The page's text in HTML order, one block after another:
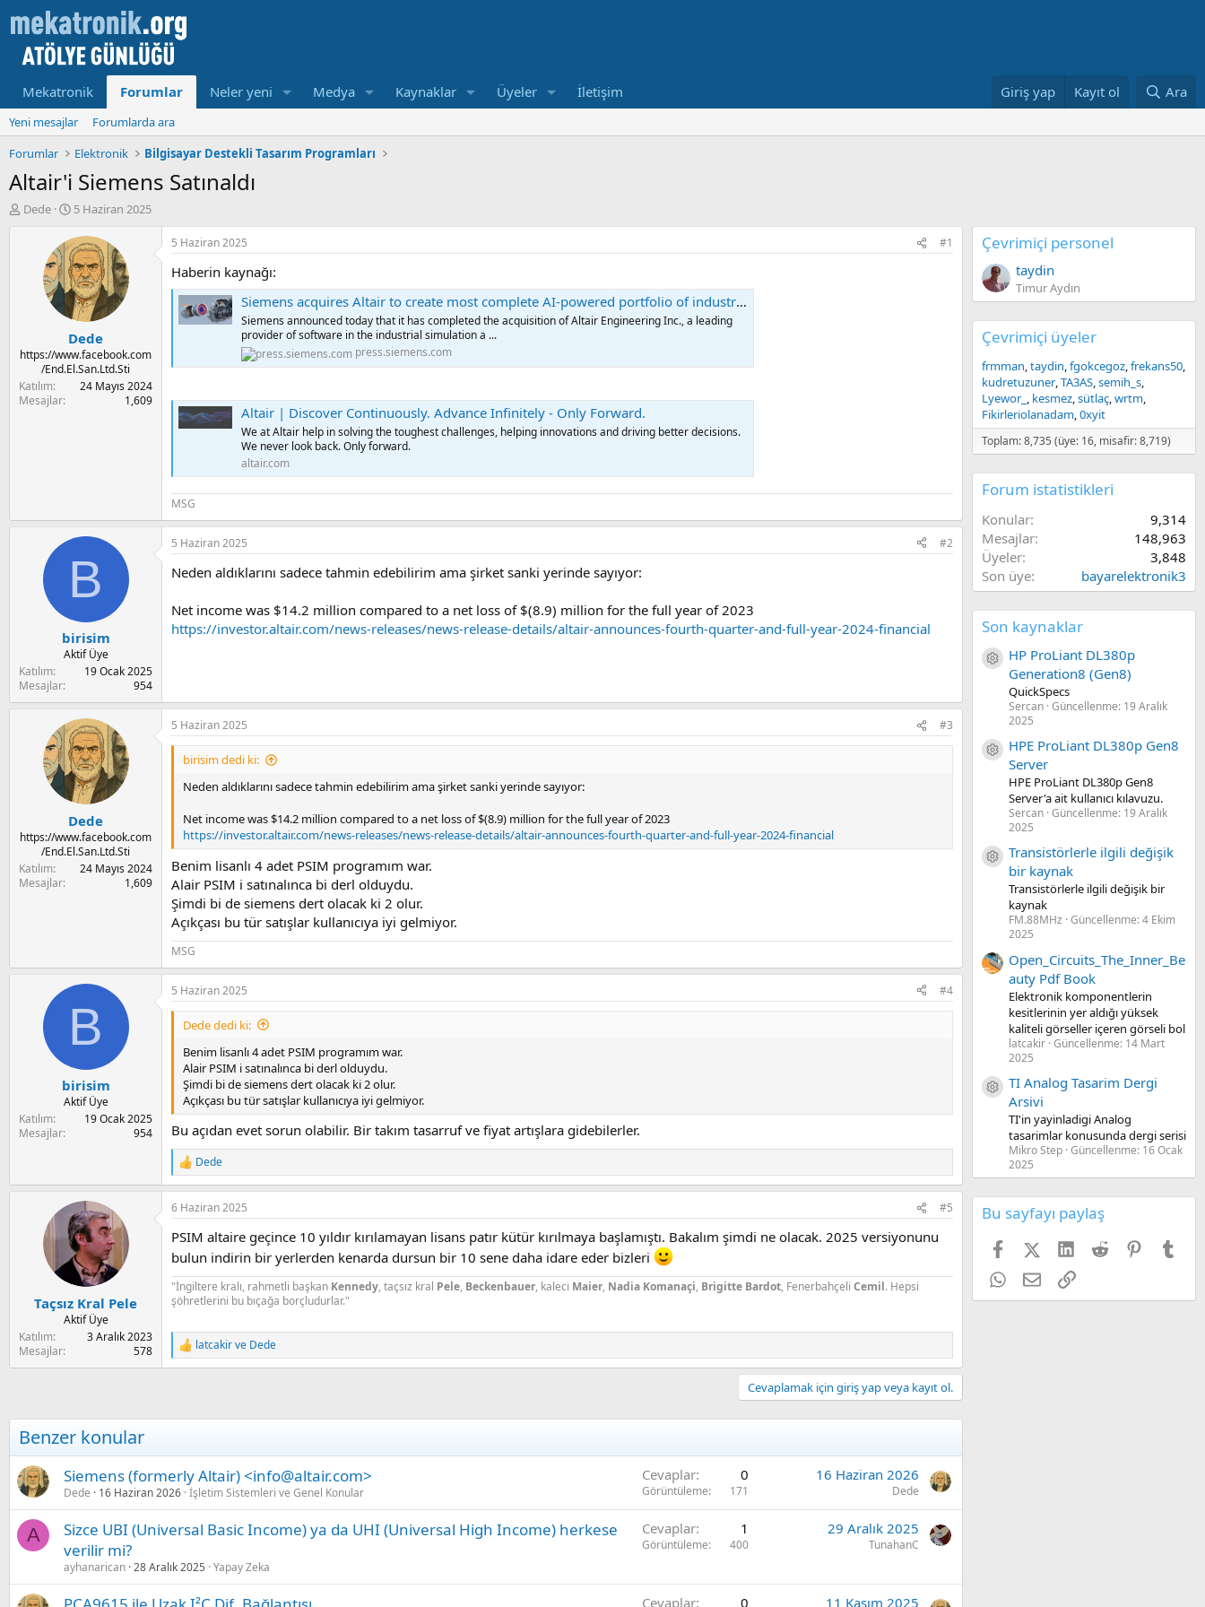
Mekatronik Forumlar Neler yeni Medya Kaynaklar Üyeler İletişim Giriş yap Kayıt ol Ara
Yeni mesajlar
Forumlarda ara
Forumlar
Elektronik Bilgisayar Destekli Tasarım Programları
Altair'i Siemens Satınaldı
K
l
t
a
Dede
B
ş
l
a
m
a
t
a
r
i
5 Haziran 2025
Dede
https://www.facebook.com
/End.El.San.Ltd.Sti
Katılım
24 Mayıs 2024
Mesajlar
1,609
5 Haziran 2025 #1
Haberin kaynağı:
Siemens acquires Altair to create most complete AI-powered portfolio of industrial software | Press | Company | Siemens
Siemens announced today that it has completed the acquisition of Altair Engineering Inc., a leading
provider of software in the industrial simulation a ...
press.siemens.com
Altair | Discover Continuously. Advance Infinitely - Only Forward.
We at Altair help in solving the toughest challenges, helping innovations and driving better decisions.
We never look back. Only forward.
altair.com
MSG
B
birisim
Aktif Üye
Katılım
19 Ocak 2025
Mesajlar
954
5 Haziran 2025 #2
Neden aldıklarını sadece tahmin edebilirim ama şirket sanki yerinde sayıyor:
Net income was $14.2 million compared to a net loss of $(8.9) million for the full year of 2023
https://investor.altair.com/news-releases/news-release-details/altair-announces-fourth-quarter-and-full-year-2024-financial
Dede
https://www.facebook.com
/End.El.San.Ltd.Sti
Katılım
24 Mayıs 2024
Mesajlar
1,609
5 Haziran 2025 #3
birisim dedi ki:
Neden aldıklarını sadece tahmin edebilirim ama şirket sanki yerinde sayıyor:
Net income was $14.2 million compared to a net loss of $(8.9) million for the full year of 2023
https://investor.altair.com/news-releases/news-release-details/altair-announces-fourth-quarter-and-full-year-2024-financial
Benim lisanlı 4 adet PSIM programım war.
Alair PSIM i satınalınca bi derl olduydu.
Şimdi bi de siemens dert olacak ki 2 olur.
Açıkçası bu tür satışlar kullanıcıya iyi gelmiyor.
MSG
B
birisim
Aktif Üye
Katılım
19 Ocak 2025
Mesajlar
954
5 Haziran 2025 #4
Dede dedi ki:
Benim lisanlı 4 adet PSIM programım war.
Alair PSIM i satınalınca bi derl olduydu.
Şimdi bi de siemens dert olacak ki 2 olur.
Açıkçası bu tür satışlar kullanıcıya iyi gelmiyor.
Bu açıdan evet sorun olabilir. Bir takım tasarruf ve fiyat artışlara gidebilerler.
R
e
a
c
i
o
s
:
Dede
Taçsız Kral Pele
Aktif Üye
Katılım
3 Aralık 2023
Mesajlar
578
6 Haziran 2025 #5
PSIM altaire geçince 10 yıldır kırılamayan lisans patır kütür kırılmaya başlamıştı. Bakalım şimdi ne olacak. 2025 versiyonunu
bulun indirin bir yerlerden kenarda dursun bir 10 sene daha idare eder bizleri
"İngiltere kralı, rahmetli başkan Kennedy, taçsız kral Pele, Beckenbauer, kaleci Maier, Nadia Komanaçi, Brigitte Bardot, Fenerbahçeli Cemil. Hepsi
şöhretlerini bu bıçağa borçludurlar."
R
e
i
:
latcakirve Dede
Cevaplamak için giriş yap veya kayıt ol.
Benzer konular
Siemens (formerly Altair) <info@altair.com>
Dede 16 Haziran 2026 İşletim Sistemleri ve Genel Konular
Cevaplar 0
Görüntüleme 171
16 Haziran 2026
Dede
A
Sizce UBI (Universal Basic Income) ya da UHI (Universal High Income) herkese
verilir mi?
ayhanarican 28 Aralık 2025 Yapay Zeka
Cevaplar 1
Görüntüleme 400
29 Aralık 2025
TunahanC
Cevaplar 0 11 Kasım 2025
Çevrimiçi personel
taydin
Timur Aydın
Çevrimiçi üyeler
frmman taydin fgokcegoz frekans50
kudretuzuner TA3AS semih_s
Lyewor_
kesmez sütlaç wrtm
Fikirleriolanadam 0xyit
Toplam: 8,735 (üye: 16, misafir: 8,719)
Forum istatistikleri
Konular
9,314
Mesajlar
148,963
Üyeler
3,848
Son üye
bayarelektronik3
Son kaynaklar
Kaynak ikon/amblem
HP ProLiant DL380p
Generation8 (Gen8)
QuickSpecs
Sercan Güncellenme: 19 Aralık
2025
Kaynak ikon/amblem
HPE ProLiant DL380p Gen8
Server
HPE ProLiant DL380p Gen8
Server'a ait kullanıcı kılavuzu.
Sercan Güncellenme: 19 Aralık
2025
Kaynak ikon/amblem
Transistörlerle ilgili değişik
bir kaynak
Transistörlerle ilgili değişik bir
kaynak
FM.88MHz Güncellenme:4 Ekim
2025
Open_Circuits_The_Inner_Be
auty Pdf Book
Elektronik komponentlerin
kesitlerinin yer aldığı yüksek
kaliteli görseller içeren görseli bol
latcakir Güncellenme: 14 Mart
2025
Kaynak ikon/amblem
TI Analog Tasarim Dergi
Arsivi
TI'in yayinladigi Analog
tasarimlar konusunda dergi serisi
Mikro Step Güncellenme: 16 Ocak
2025
Bu sayfayı paylaş
FacebookX (Twitter)
LinkedIn
Reddit Pinterest
WhatsApp
E-postaLink